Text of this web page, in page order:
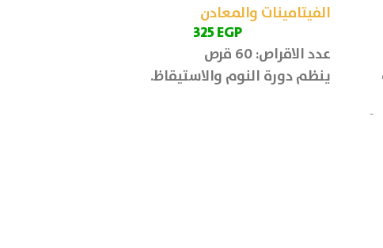
الفيتامينات والمعادن
325EGP
عدد الاقراص: 60 قرص
ينظم دورة النوم والاستيقاظ.